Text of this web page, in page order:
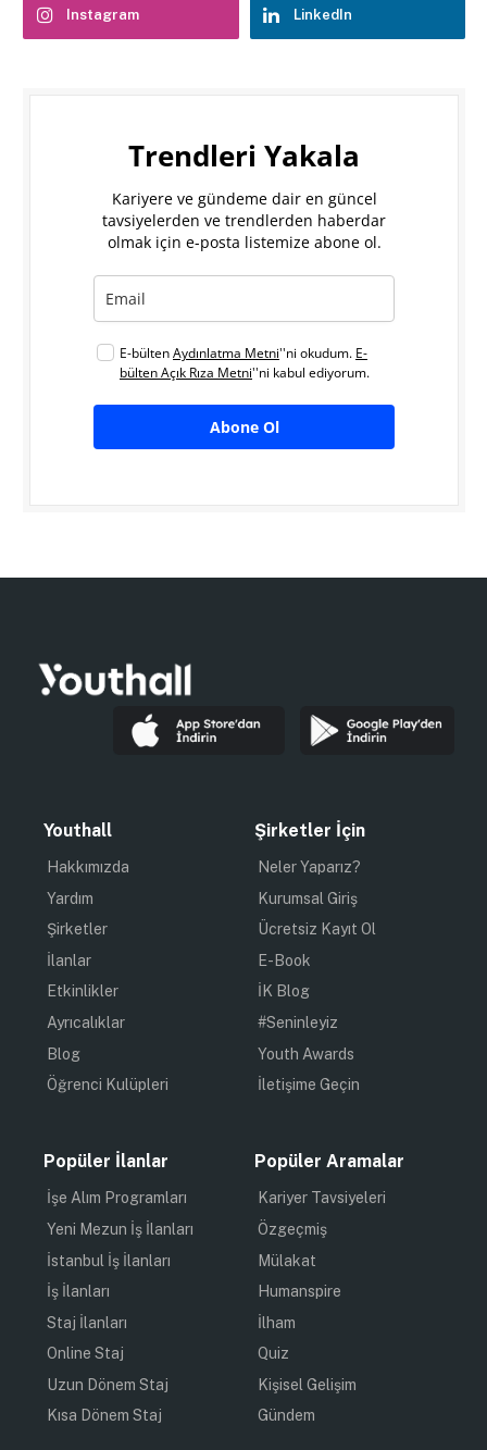
Instagram LinkedIn
Trendleri Yakala
Kariyere ve gündeme dair en güncel
tavsiyelerden ve trendlerden haberdar
olmak için e-posta listemize abone ol.
E-bültenAydınlatma Metni''ni okudum. E-
bülten Açık Rıza Metni''ni kabul ediyorum.
Abone Ol
Youthall
Hakkımızda
Yardım
Şirketler
İlanlar
Etkinlikler
Ayrıcalıklar
Blog
Öğrenci Kulüpleri
Şirketler İçin
Neler Yaparız?
Kurumsal Giriş
Ücretsiz Kayıt Ol
E-Book
İK Blog
#Seninleyiz
Youth Awards
İletişime Geçin
Popüler İlanlar
İşe Alım Programları
Yeni Mezun İş İlanları
İstanbul İş İlanları
İş İlanları
Staj İlanları
Online Staj
Uzun Dönem Staj
Kısa Dönem Staj
Popüler Aramalar
Kariyer Tavsiyeleri
Özgeçmiş
Mülakat
Humanspire
İlham
Quiz
Kişisel Gelişim
Gündem